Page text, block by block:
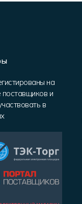
на
поставщиков и
в